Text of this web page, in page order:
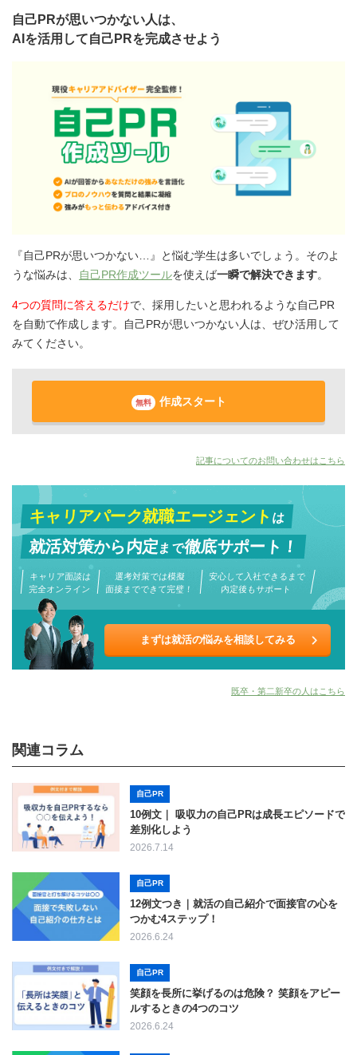
自己PRが思いつかない人は、
AIを活用して自己PRを完成させよう
『自己PRが思いつかない…』と悩む学生は多いでしょう。そのよ
うな悩みは、
自己PR作成ツールを使えば一瞬で解決できます。
4つの質問に答えるだけで、採用したいと思われるような自己PR
を自動で作成します。自己PRが思いつかない人は、ぜひ活用して
みてください。
無料 作成スタート
記事についてのお問い合わせはこちら
キャリアパーク就職エージェントは
就活対策から内定まで徹底サポート！
キャリア面談は
完全オンライン
選考対策では模擬
面接までできて完璧！
安心して入社できるまで
内定後もサポート
まずは就活の悩みを相談してみる
既卒・第二新卒の人はこちら
関連コラム
自己PR
10例文｜ 吸収力の自己PRは成長エピソードで
差別化しよう
2026.7.14
自己PR
12例文つき｜就活の自己紹介で面接官の心を
つかむ4ステップ！
2026.6.24
自己PR
笑顔を長所に挙げるのは危険？ 笑顔をアピー
ルするときの4つのコツ
2026.6.24